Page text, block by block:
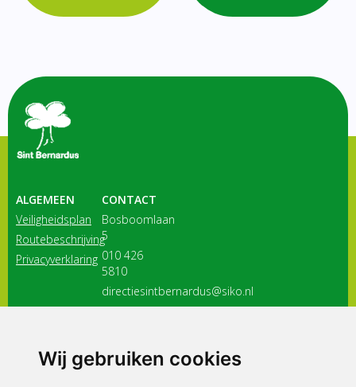
Wij gebruiken cookies
ALGEMEEN
Veiligheidsplan
Routebeschrijving
Privacyverklaring
CONTACT
Bosboomlaan
5
010 426
5810
directiesintbernardus@siko.nl
3116 JB
ONDERDEEL VAN